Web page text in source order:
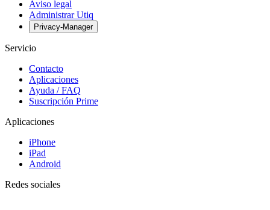
Aviso legal
Administrar Utiq
Privacy-Manager
Servicio
Contacto
Aplicaciones
Ayuda / FAQ
Suscripción Prime
Aplicaciones
iPhone
iPad
Android
Redes sociales